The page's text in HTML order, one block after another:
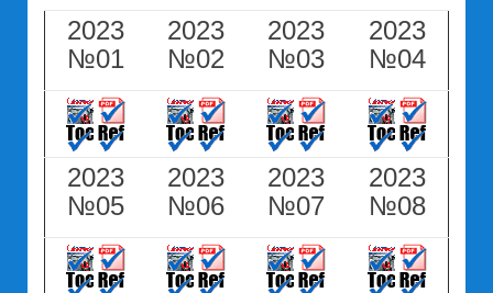
2023
№01
2023
№02
2023
№03
2023
№04
2023
№05
2023
№06
2023
№07
2023
№08